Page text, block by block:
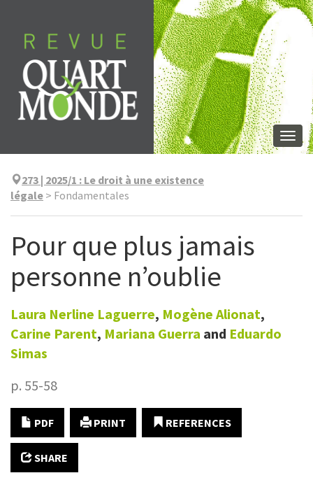
content
273 | 2025/1 : Le droit à une existence
légale > Fondamentales
Pour que plus jamais
personne n’oublie
Laura Nerline Laguerre, Mogène Alionat,
Carine Parent, Mariana Guerra and Eduardo
Simas
p. 55-58
PDF PRINT REFERENCES
SHARE